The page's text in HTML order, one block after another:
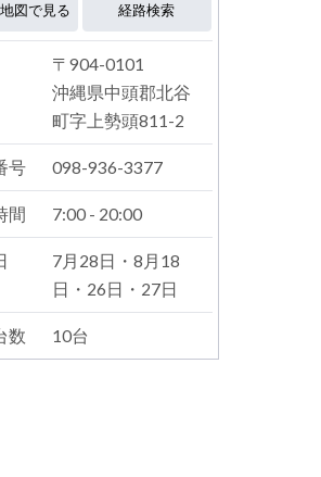
図で見る 経路検索
〒904-0101
沖縄県中頭郡北谷
町字上勢頭811-2
号 098-936-3377
間 7:00 - 20:00
7月28日・8月18
日・26日・27日
数 10台